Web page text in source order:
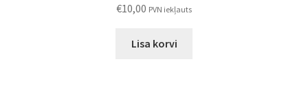
€10,00 PVN iekļauts
Lisa korvi